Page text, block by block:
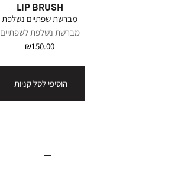
LIP BRUSH
מברשת שפתיים נשלפת
מברשת נשלפת לשפתיים
₪150.00
הוסיפי לסל קניות